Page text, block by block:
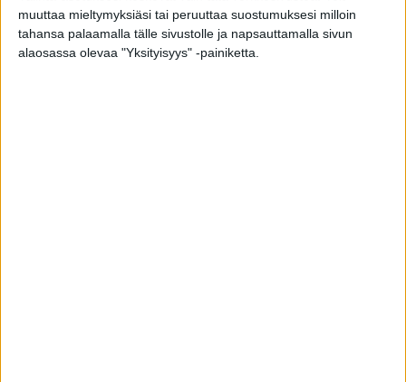
muuttaa mieltymyksiäsi tai peruuttaa suostumuksesi milloin
tahansa palaamalla tälle sivustolle ja napsauttamalla sivun
alaosassa olevaa "Yksityisyys" -painiketta.
pitkävedintä. Pitkävedin tuo tyyliä ovesi avaukseen ja
ulkonäköön. Pitkävedin korostaa oven arvokkuutta ja
kruunaa kotisi sisäänkäynnin. Ovi aukeaa avaimella